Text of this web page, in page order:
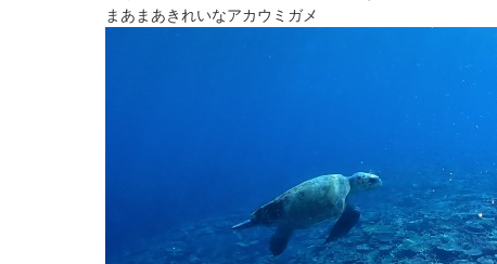
まあまあきれいなアカウミガメ